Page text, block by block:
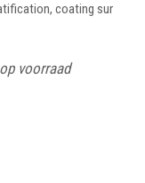
coating sur
voorraad